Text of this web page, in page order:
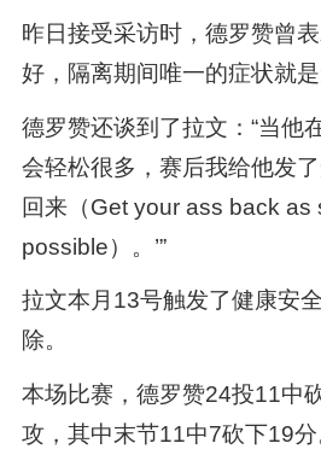
昨日接受采访时，德罗赞曾
好，隔离期间唯一的症状就是
德罗赞还谈到了拉文：“当他
会轻松很多，赛后我给他发
回来（Get your ass back as
possible）。’”
拉文本月13号触发了健康安
除。
本场比赛，德罗赞24投11中
攻，其中末节11中7砍下19分